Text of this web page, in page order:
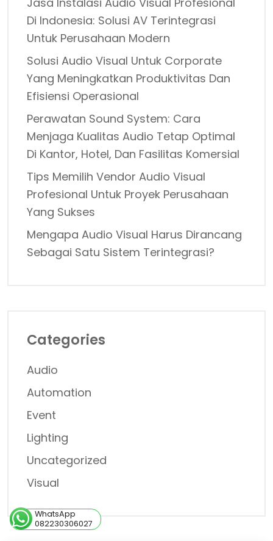
WhatsApp
082230306027
Di Indonesia: Solusi AV Terintegrasi
Untuk Perusahaan Modern
Solusi Audio Visual Untuk Corporate
Yang Meningkatkan Produktivitas Dan
Efisiensi Operasional
Perawatan Sound System: Cara
Menjaga Kualitas Audio Tetap Optimal
Di Kantor, Hotel, Dan Fasilitas Komersial
Tips Memilih Vendor Audio Visual
Profesional Untuk Proyek Perusahaan
Yang Sukses
Mengapa Audio Visual Harus Dirancang
Sebagai Satu Sistem Terintegrasi?
Categories
Audio
Automation
Event
Lighting
Uncategorized
Visual